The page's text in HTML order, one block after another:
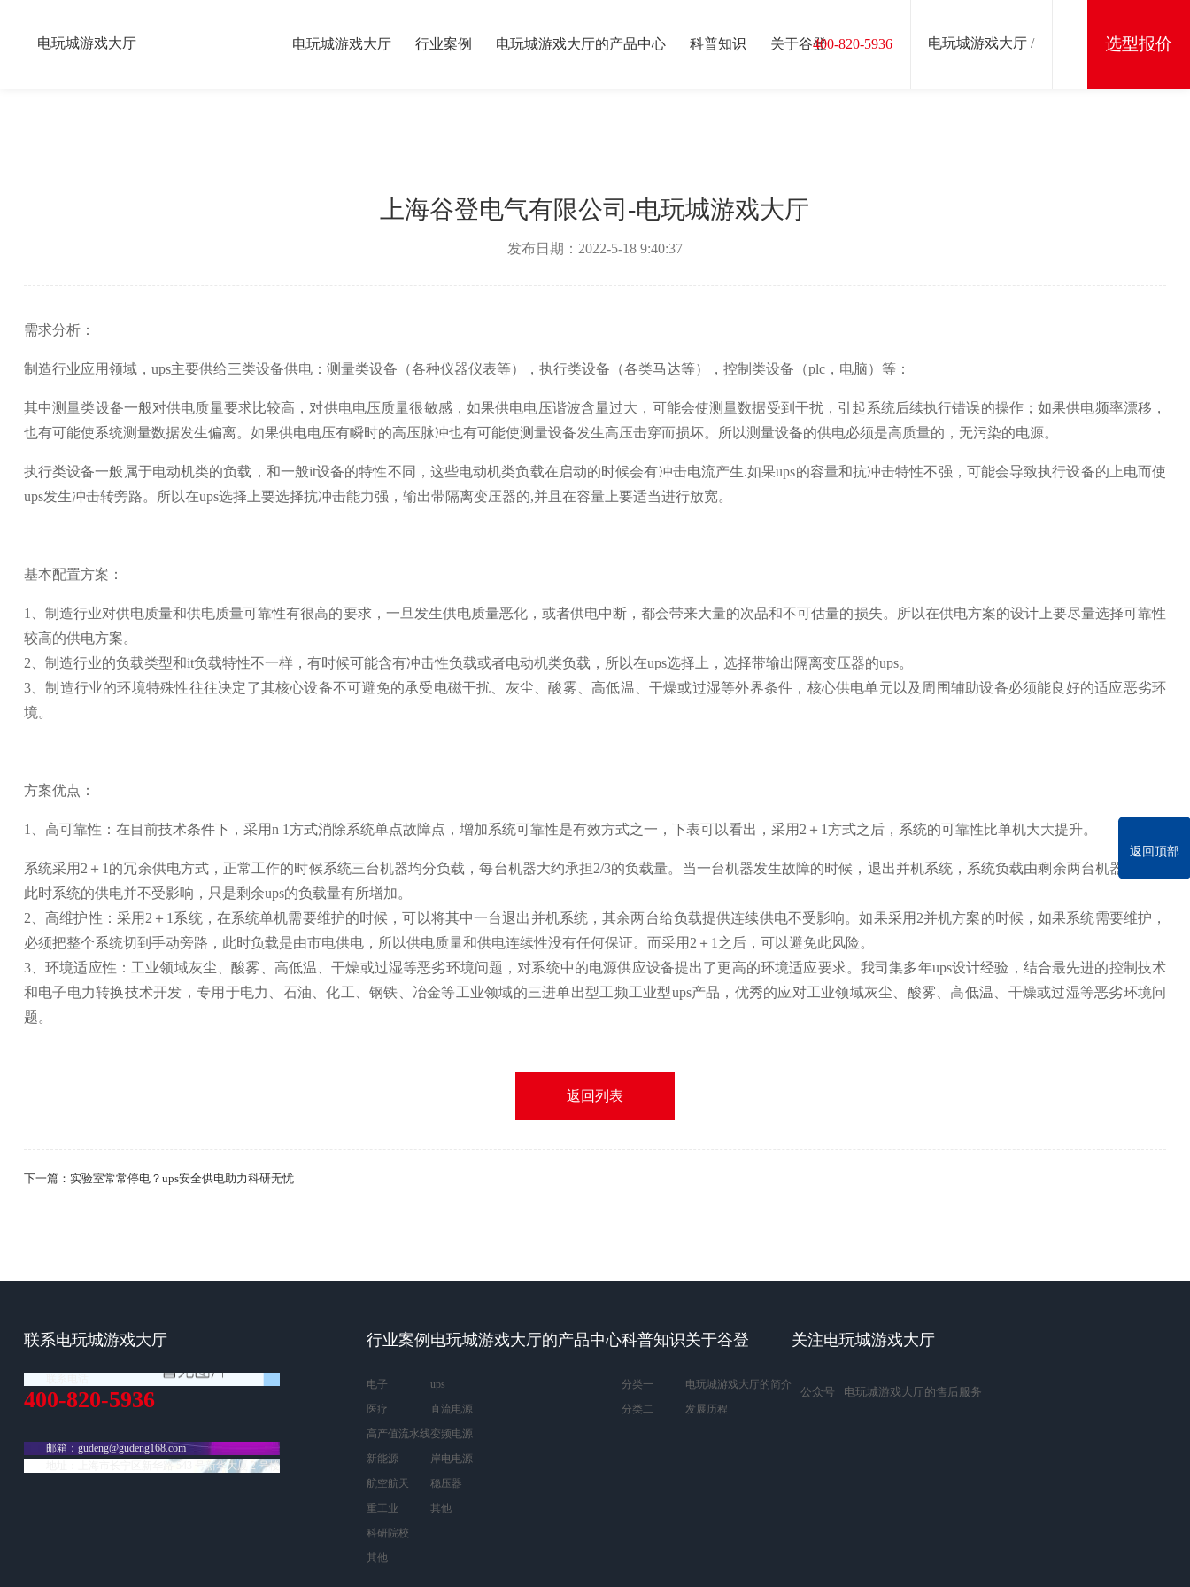
电玩城游戏大厅 电玩城游戏大厅 行业案例 电玩城游戏大厅的产品中心 科普知识 关于谷登400-820-5936 电玩城游戏大厅 / 选型报价
返回顶部
上海谷登电气有限公司-电玩城游戏大厅
发布日期：2022-5-18 9:40:37
需求分析：
制造行业应用领域，ups主要供给三类设备供电：测量类设备（各种仪器仪表等），执行类设备（各类马达等），控制类设备（plc，电脑）等：
其中测量类设备一般对供电质量要求比较高，对供电电压质量很敏感，如果供电电压谐波含量过大，可能会使测量数据受到干扰，引起系统后续执行错误的操作；如果供电频率漂移，
也有可能使系统测量数据发生偏离。如果供电电压有瞬时的高压脉冲也有可能使测量设备发生高压击穿而损坏。所以测量设备的供电必须是高质量的，无污染的电源。
执行类设备一般属于电动机类的负载，和一般it设备的特性不同，这些电动机类负载在启动的时候会有冲击电流产生.如果ups的容量和抗冲击特性不强，可能会导致执行设备的上电而使
ups发生冲击转旁路。所以在ups选择上要选择抗冲击能力强，输出带隔离变压器的,并且在容量上要适当进行放宽。
基本配置方案：
1、制造行业对供电质量和供电质量可靠性有很高的要求，一旦发生供电质量恶化，或者供电中断，都会带来大量的次品和不可估量的损失。所以在供电方案的设计上要尽量选择可靠性
较高的供电方案。
2、制造行业的负载类型和it负载特性不一样，有时候可能含有冲击性负载或者电动机类负载，所以在ups选择上，选择带输出隔离变压器的ups。
3、制造行业的环境特殊性往往决定了其核心设备不可避免的承受电磁干扰、灰尘、酸雾、高低温、干燥或过湿等外界条件，核心供电单元以及周围辅助设备必须能良好的适应恶劣环
境。
方案优点：
1、高可靠性：在目前技术条件下，采用n 1方式消除系统单点故障点，增加系统可靠性是有效方式之一，下表可以看出，采用2＋1方式之后，系统的可靠性比单机大大提升。
系统采用2＋1的冗余供电方式，正常工作的时候系统三台机器均分负载，每台机器大约承担2/3的负载量。当一台机器发生故障的时候，退出并机系统，系统负载由剩余两台机器承担。
此时系统的供电并不受影响，只是剩余ups的负载量有所增加。
2、高维护性：采用2＋1系统，在系统单机需要维护的时候，可以将其中一台退出并机系统，其余两台给负载提供连续供电不受影响。如果采用2并机方案的时候，如果系统需要维护，
必须把整个系统切到手动旁路，此时负载是由市电供电，所以供电质量和供电连续性没有任何保证。而采用2＋1之后，可以避免此风险。
3、环境适应性：工业领域灰尘、酸雾、高低温、干燥或过湿等恶劣环境问题，对系统中的电源供应设备提出了更高的环境适应要求。我司集多年ups设计经验，结合最先进的控制技术
和电子电力转换技术开发，专用于电力、石油、化工、钢铁、冶金等工业领域的三进单出型工频工业型ups产品，优秀的应对工业领域灰尘、酸雾、高低温、干燥或过湿等恶劣环境问
题。
返回列表
下一篇：实验室常常停电？ups安全供电助力科研无忧
联系电玩城游戏大厅
400-820-5936
邮箱： gudeng@gudeng168.com
地址：上海市长宁区新华路 543 号新华大厦 2 号楼
行业案例
电子
医疗
高产值流水线
新能源
航空航天
重工业
科研院校
其他
电玩城游戏大厅的产品中心
ups
直流电源
变频电源
岸电电源
稳压器
其他
科普知识
分类一
分类二
关于谷登
电玩城游戏大厅的简介
发展历程
关注电玩城游戏大厅
公众号 电玩城游戏大厅的售后服务